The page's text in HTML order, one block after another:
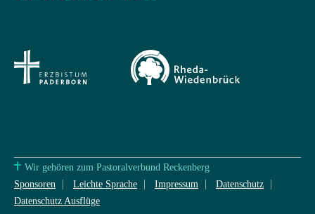
Wir gehören zum Pastoralverbund Reckenberg
Sponsoren
Leichte Sprache Impressum
Datenschutz
Datenschutz Ausflüge